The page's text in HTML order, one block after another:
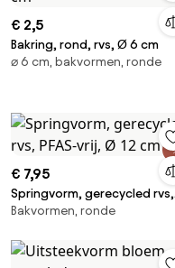
€ 2,5
Bakring, rond, rvs, Ø 6 cm
⌀ 6 cm, bakvormen, ronde
€ 7,95
Springvorm, gerecycled rvs,
PFAS-vrij, Ø 12 cm
Bakvormen, ronde